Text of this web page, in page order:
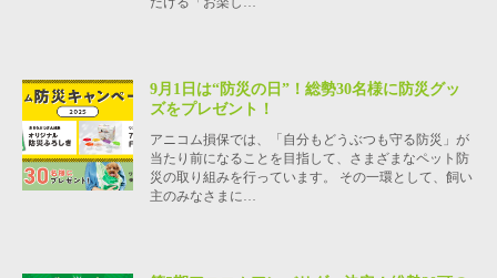
9月1日は“防災の日”！総勢30名様に防災グッ
ズをプレゼント！
アニコム損保では、「自分もどうぶつも守る防災」が
当たり前になることを目指して、さまざまなペット防
災の取り組みを行っています。 その一環として、飼い
主のみなさまに…